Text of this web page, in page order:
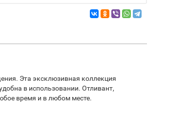
Эта эксклюзивная коллекция
в использовании. Отливант,
время и в любом месте.